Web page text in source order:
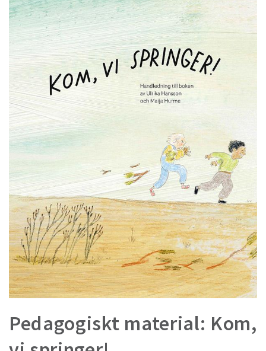
Pedagogiskt material: Kom,